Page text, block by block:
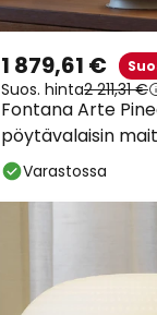
Fontana Arte
pöytävalaisin
1 879,61 €
Suos. hinta2 211,31 €
Varastossa